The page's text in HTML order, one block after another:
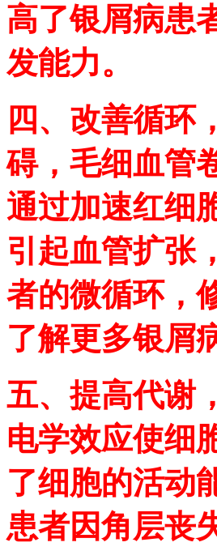
高了银屑病患
发能力。
四、改善循环
碍，毛细血管
通过加速红细
引起血管扩张
者的微循环，
了解更多银屑
五、提高代谢
电学效应使细
了细胞的活动
患者因角层丧